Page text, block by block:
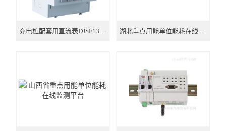
霍尔电流传感器闭口式
安科瑞交流电流传感器充电桩配套用直流表DJSF1352-RN 湖北重点用能单位能耗在线监测系统